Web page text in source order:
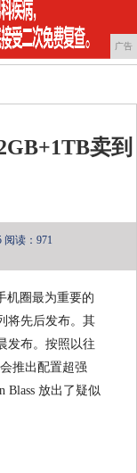
广告
卖到
阅读：971
机圈最为重要的
将先后发布。其
发布。按照以往
推出配置超强
Blass 放出了疑似